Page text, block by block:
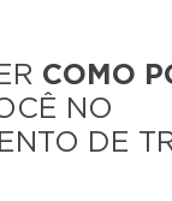
COMO
NO
DE